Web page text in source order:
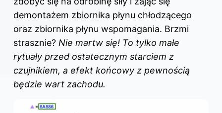
demontażem zbiornika płynu chłodzącego
oraz zbiornika płynu wspomagania. Brzmi
strasznie? Nie martw się! To tylko małe
rytuały przed ostatecznym starciem z
czujnikiem, a efekt końcowy z pewnością
będzie wart zachodu.